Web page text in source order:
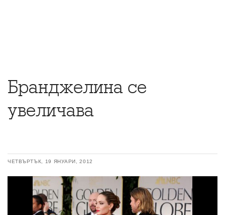
Бранджелина се
увеличава
ЧЕТВЪРТЪК, 19 ЯНУАРИ, 2012